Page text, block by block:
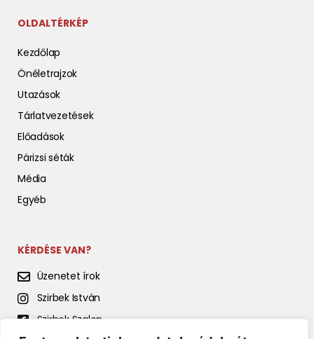
OLDALTÉRKÉP
Kezdőlap
Önéletrajzok
Utazások
Tárlatvezetések
Előadások
Párizsi séták
Média
Egyéb
KÉRDÉSE VAN?
Üzenetet írok
Szirbek István
Szirbek Szalon